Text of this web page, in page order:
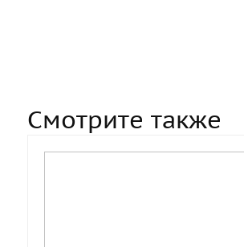
Смотрите также